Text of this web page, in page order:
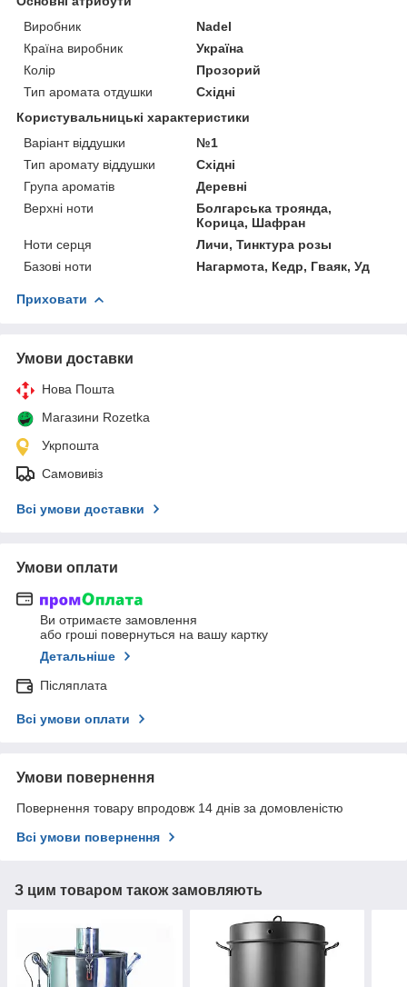
Виробник
Nadel
Країна виробник
Україна
Колір
Прозорий
Тип аромата отдушки
Східні
Користувальницькі характеристики
Варіант віддушки
№1
Тип аромату віддушки
Східні
Група ароматів
Деревні
Верхні ноти
Болгарська троянда,
Корица, Шафран
Ноти серця
Личи, Тинктура розы
Базові ноти
Нагармота, Кедр, Гваяк, Уд
Приховати
Умови доставки
Нова Пошта
Магазини Rozetka
Укрпошта
Самовивіз
Всі умови доставки
Умови оплати
Ви отримаєте замовлення
або гроші повернуться на вашу картку
Детальніше
Післяплата
Всі умови оплати
Умови повернення
Повернення товару впродовж 14 днів за домовленістю
Всі умови повернення
З цим товаром також замовляють